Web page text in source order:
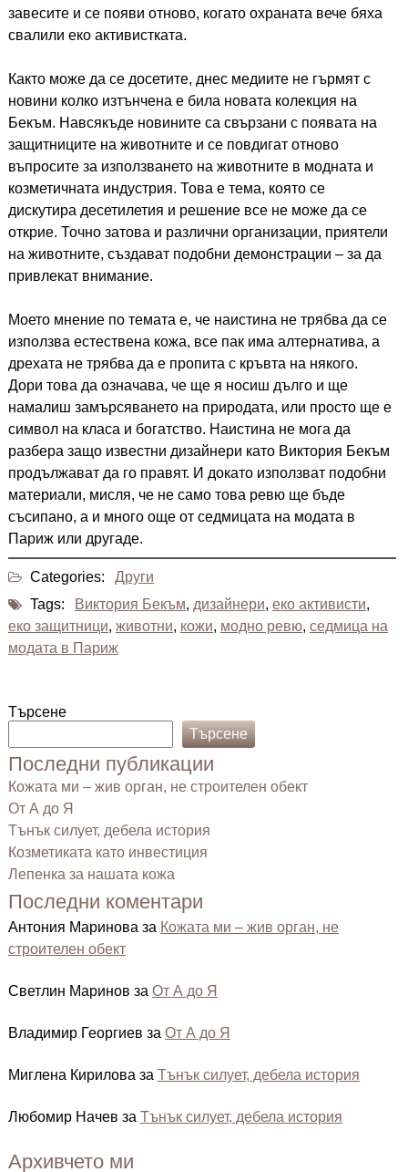
завесите и се появи отново, когато охраната вече бяха
свалили еко активистката.
Както може да се досетите, днес медиите не гърмят с
новини колко изтънчена е била новата колекция на
Бекъм. Навсякъде новините са свързани с появата на
защитниците на животните и се повдигат отново
въпросите за използването на животните в модната и
козметичната индустрия. Това е тема, която се
дискутира десетилетия и решение все не може да се
открие. Точно затова и различни организации, приятели
на животните, създават подобни демонстрации – за да
привлекат внимание.
Моето мнение по темата е, че наистина не трябва да се
използва естествена кожа, все пак има алтернатива, а
дрехата не трябва да е пропита с кръвта на някого.
Дори това да означава, че ще я носиш дълго и ще
намалиш замърсяването на природата, или просто ще е
символ на класа и богатство. Наистина не мога да
разбера защо известни дизайнери като Виктория Бекъм
продължават да го правят. И докато използват подобни
материали, мисля, че не само това ревю ще бъде
съсипано, а и много още от седмицата на модата в
Париж или другаде.
Categories:
Други
Tags:
Виктория Бекъм, дизайнери, еко активисти,
еко защитници, животни, кожи, модно ревю, седмица на
модата в Париж
Търсене
Търсене
Последни публикации
Кожата ми – жив орган, не строителен обект
От А до Я
Тънък силует, дебела история
Козметиката като инвестиция
Лепенка за нашата кожа
Последни коментари
Антония Маринова за Кожата ми – жив орган, не
строителен обект
Светлин Маринов за От А до Я
Владимир Георгиев за От А до Я
Миглена Кирилова за Тънък силует, дебела история
Любомир Начев за Тънък силует, дебела история
Архивчето ми